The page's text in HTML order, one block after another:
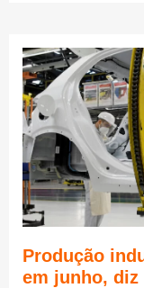
Produção
em junho, diz